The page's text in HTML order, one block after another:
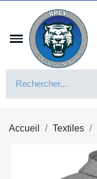
Accueil Textiles